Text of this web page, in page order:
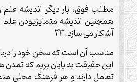
مطلب فوق، بار ديگر انديشه
همچنين انديشه متمايزبودن علم
آشكار مى سازد.23
مناسب آن است كه سخن خود را
اين حقيقت به پايان بريم كه
تعامل دارند و هر فرهنگ محلى